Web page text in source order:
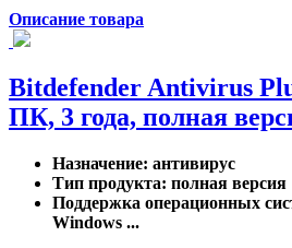
Описание товара
Bitdefender Antivirus
ПК, 3 года, полная
Назначение: антивирус
Тип продукта: полная версия
Поддержка операционных
Windows ...